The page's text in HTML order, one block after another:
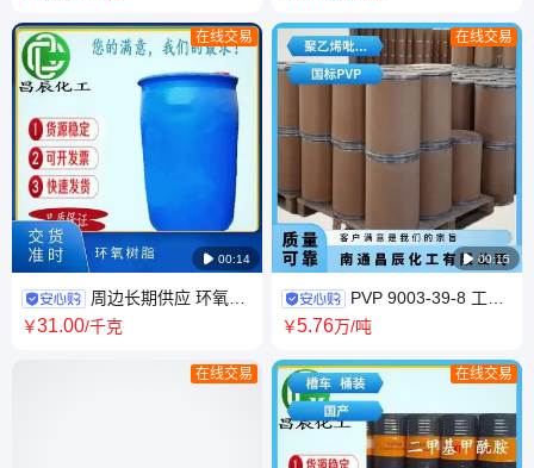
 00:14
在线交易
周边长期供应 环氧树
脂 E44 E42 E51 合成树脂 普货
￥31.00/千克
在线交易
 00:15
在线交易
PVP 9003-39-8 工业
级 聚乙烯吡咯烷酮 油墨助剂分
￥5.76万/吨
在线交易